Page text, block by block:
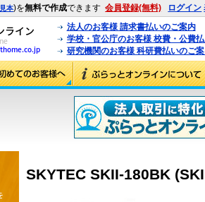
見本)を無料で作成できます 会員登録(無料) ログイン
法人のお客様 請求書払いのご案内
学校・官公庁のお客様 校費・公費
研究機関のお客様 科研費払いのご
SKYTEC SKII-180BK